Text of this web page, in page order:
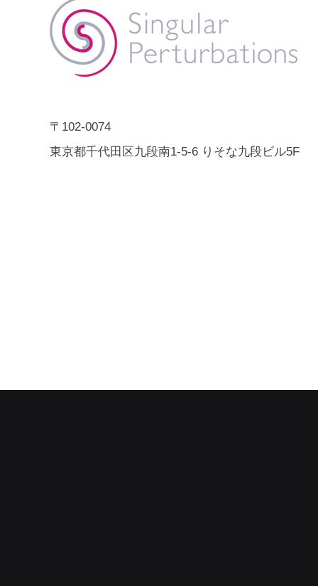
NABI」が、国連開発計画
（UNDP）の「Digital X Solution
Catalogue」に掲載されました。
Digital X Solution Catalogueは、
Human SecurityやSDGsの推進に
各国政府が参照できるグロー
秋葉原の
のインタビ
〒102-0074
東京都千代田区九段南1-5-6 りそな九段ビル5F